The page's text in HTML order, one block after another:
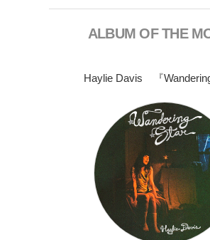
ALBUM OF THE
Haylie Davis 『Wandering